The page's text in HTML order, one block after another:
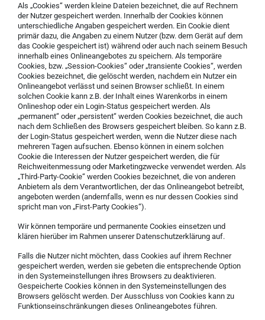
Als „Cookies“ werden kleine Dateien bezeichnet, die auf Rechnern
der Nutzer gespeichert werden. Innerhalb der Cookies können
unterschiedliche Angaben gespeichert werden. Ein Cookie dient
primär dazu, die Angaben zu einem Nutzer (bzw. dem Gerät auf dem
das Cookie gespeichert ist) während oder auch nach seinem Besuch
innerhalb eines Onlineangebotes zu speichern. Als temporäre
Cookies, bzw. „Session-Cookies“ oder „transiente Cookies“, werden
Cookies bezeichnet, die gelöscht werden, nachdem ein Nutzer ein
Onlineangebot verlässt und seinen Browser schließt. In einem
solchen Cookie kann z.B. der Inhalt eines Warenkorbs in einem
Onlineshop oder ein Login-Status gespeichert werden. Als
„permanent“ oder „persistent“ werden Cookies bezeichnet, die auch
nach dem Schließen des Browsers gespeichert bleiben. So kann z.B.
der Login-Status gespeichert werden, wenn die Nutzer diese nach
mehreren Tagen aufsuchen. Ebenso können in einem solchen
Cookie die Interessen der Nutzer gespeichert werden, die für
Reichweitenmessung oder Marketingzwecke verwendet werden. Als
„Third-Party-Cookie“ werden Cookies bezeichnet, die von anderen
Anbietern als dem Verantwortlichen, der das Onlineangebot betreibt,
angeboten werden (andernfalls, wenn es nur dessen Cookies sind
spricht man von „First-Party Cookies“).
Wir können temporäre und permanente Cookies einsetzen und
klären hierüber im Rahmen unserer Datenschutzerklärung auf.
Falls die Nutzer nicht möchten, dass Cookies auf ihrem Rechner
gespeichert werden, werden sie gebeten die entsprechende Option
in den Systemeinstellungen ihres Browsers zu deaktivieren.
Gespeicherte Cookies können in den Systemeinstellungen des
Browsers gelöscht werden. Der Ausschluss von Cookies kann zu
Funktionseinschränkungen dieses Onlineangebotes führen.